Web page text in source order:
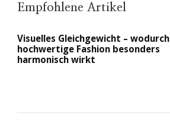
Empfohlene Artikel
Visuelles Gleichgewicht – wodurch
hochwertige Fashion besonders
harmonisch wirkt